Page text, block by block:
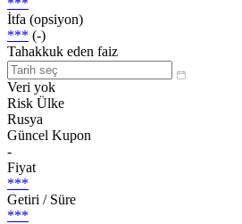
İtfa (opsiyon)
*** (-)
Tahakkuk eden faiz
Veri yok
Risk Ülke
Rusya
Güncel Kupon
-
Fiyat
***
Getiri / Süre
***